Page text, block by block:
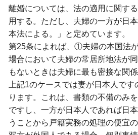
離婚については、法の適用に関す
用する。ただし、夫婦の一方が日
本法による。」と定めています。
第25条によれば、①夫婦の本国法
場合において夫婦の常居所地法が
もないときは夫婦に最も密接な関
上記1のケースでは妻が日本人で
ります。これは、書類の不備のみ
ですし、一方が日本人であれば日
うことから戸籍実務の処理の便宜